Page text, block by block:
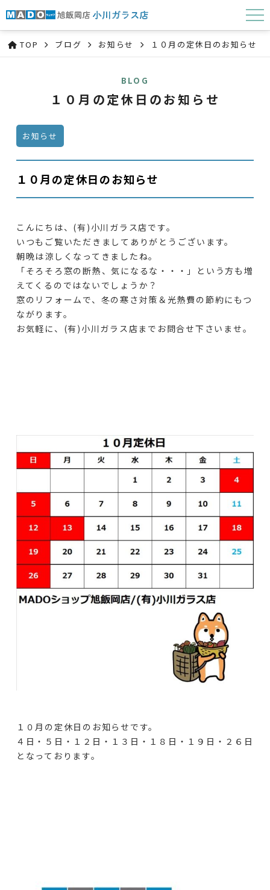
TOP ブログ お知らせ １０月の定休日のお知らせ
BLOG
１０月の定休日のお知らせ
お知らせ
１０月の定休日のお知らせ
こんにちは、(有)小川ガラス店です。
いつもご覧いただきましてありがとうございます。
朝晩は涼しくなってきましたね。
「そろそろ窓の断熱、気になるな・・・」という方も増
えてくるのではないでしょうか？
窓のリフォームで、冬の寒さ対策＆光熱費の節約にもつ
ながります。
お気軽に、(有)小川ガラス店までお問合せ下さいませ。
１０月の定休日のお知らせです。
４日・５日・１２日・１３日・１８日・１９日・２６日
となっております。